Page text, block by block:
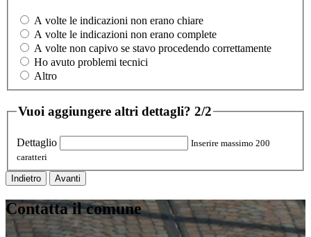
A volte le indicazioni non erano chiare
A volte le indicazioni non erano complete
A volte non capivo se stavo procedendo correttamente
Ho avuto problemi tecnici
Altro
Vuoi aggiungere altri dettagli? 2/2
Dettaglio
Inserire massimo 200
caratteri
Indietro Avanti
Contatta il comune